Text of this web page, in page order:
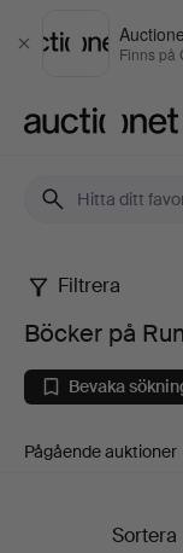
Stäng Finns på
Böcker
på
Rumsey’s
Filtrera
Böcker på
Bevaka
Pågående auktioner
SlutpriserSortera